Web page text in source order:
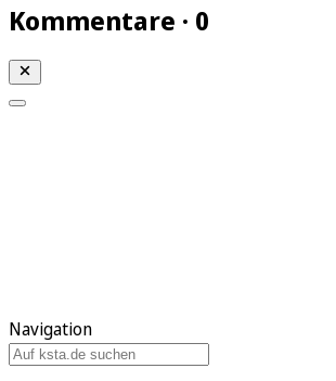
Kommentare · 0
Navigation